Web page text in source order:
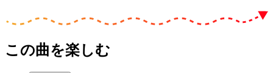
この曲を楽しむ